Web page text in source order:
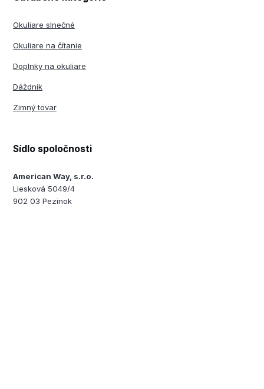
Okuliare slnečné
Okuliare na čítanie
Doplnky na okuliare
Dáždnik
Zimný tovar
Sídlo spoločnosti
American Way, s.r.o.
Liesková 5049/4
902 03 Pezinok